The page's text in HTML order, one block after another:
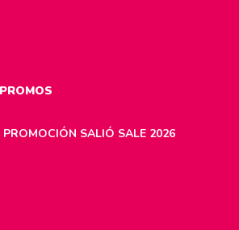
PROMOCIÓN SALIÓ SALE 2026